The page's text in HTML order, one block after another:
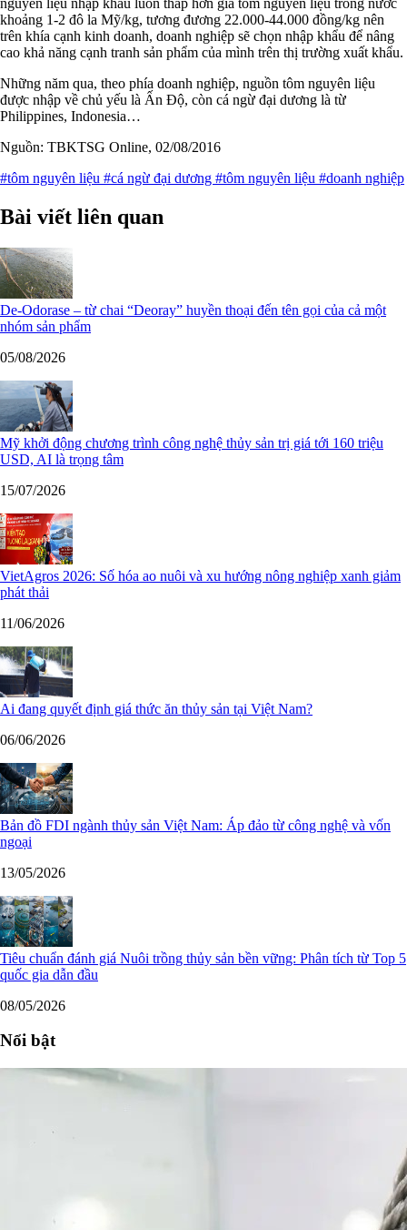
khoảng 1-2 đô la Mỹ/kg, tương đương 22.000-44.000 đồng/kg nên
trên khía cạnh kinh doanh, doanh nghiệp sẽ chọn nhập khẩu để nâng
cao khả năng cạnh tranh sản phẩm của mình trên thị trường xuất khẩu.
Những năm qua, theo phía doanh nghiệp, nguồn tôm nguyên liệu
được nhập về chủ yếu là Ấn Độ, còn cá ngừ đại dương là từ
Philippines, Indonesia…
Nguồn: TBKTSG Online, 02/08/2016
#tôm nguyên liệu #cá ngừ đại dương #tôm nguyên liệu #doanh nghiệp
Bài viết liên quan
De-Odorase – từ chai “Deoray” huyền thoại đến tên gọi của cả một
nhóm sản phẩm
05/08/2026
Mỹ khởi động chương trình công nghệ thủy sản trị giá tới 160 triệu
USD, AI là trọng tâm
15/07/2026
VietAgros 2026: Số hóa ao nuôi và xu hướng nông nghiệp xanh giảm
phát thải
11/06/2026
Ai đang quyết định giá thức ăn thủy sản tại Việt Nam?
06/06/2026
Bản đồ FDI ngành thủy sản Việt Nam: Áp đảo từ công nghệ và vốn
ngoại
13/05/2026
Tiêu chuẩn đánh giá Nuôi trồng thủy sản bền vững: Phân tích từ Top 5
quốc gia dẫn đầu
08/05/2026
Nổi bật